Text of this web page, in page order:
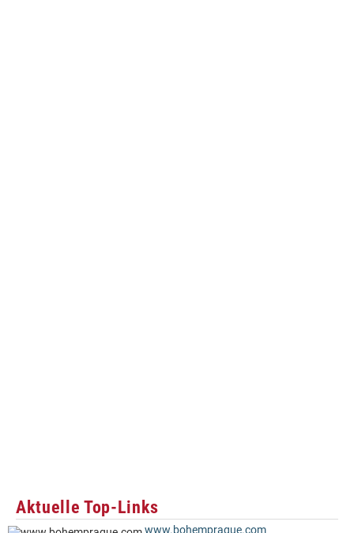
Aktuelle Top-Links
www.bohemprague.com